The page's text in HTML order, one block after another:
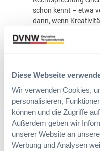
Diese Webseite
Wir verwenden Cookies,
personalisieren,
können und die Zugriffe
Außerdem geben wir
unserer Website an
Werbung und Analysen
schon kennt – etwa
dann, wenn
auch hier.
bahnbrechende
aber noch einmal
1. Wer Fördermittel
es um die Pflicht zur
bestellt ist.